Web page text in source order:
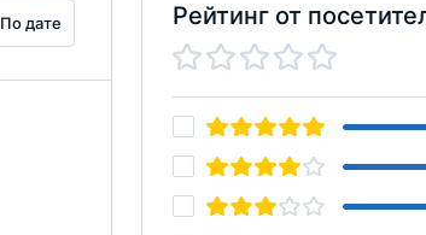
По дате Рейтинг от